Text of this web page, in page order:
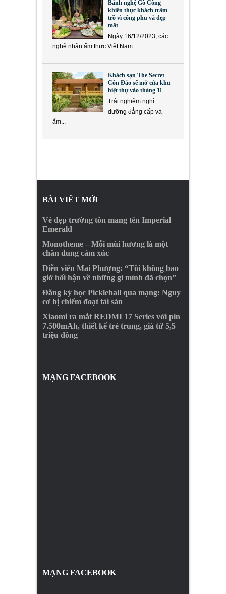
Bánh nghệ Gò Công
khiến thực khách trầm
trồ vì công phu và đẹp
mắt
Ngày 16/12/2023, các
nghệ nhân ẩm thực Việt Nam...
Khách sạn The Secret
Côn Đảo sẽ mở cửa khu
biệt thự vào tháng 11
Trải nghiệm nghỉ
dưỡng đẳng cấp và
ẩm...
BÀI VIẾT MỚI
Vẻ đẹp trường tồn mang tên Imperial
Emerald
Monotheme – Mỗi mùi hương là một
chân dung cảm xúc
Diễn viên Mai Phượng: “Tôi không bao
giờ hối hận về những gì mình đã chọn”
Đăng ký học Pickleball qua mạng: Nguy
cơ bị chiếm đoạt tài sản
Xiaomi ra mắt REDMI 17 Series với pin
7.500mAh, thiết kế trẻ trung, giá từ 5,5
triệu đồng
MẠNG FACEBOOK
MẠNG FACEBOOK